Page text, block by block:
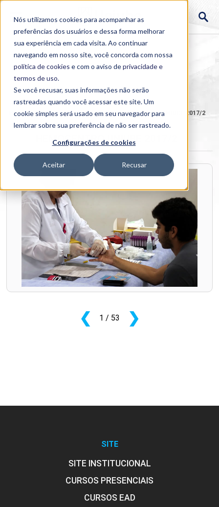
Nós utilizamos cookies para acompanhar as
preferências dos usuários e dessa forma melhorar
sua experiência em cada visita. Ao continuar
navegando em nosso site, você concorda com nossa
política de cookies e com o aviso deprivacidade e
termos de uso.
Se você recusar, suas informações não serão
rastreadas quando você acessar este site. Um
cookie simples será usado em seu navegador para
lembrar sobre sua preferência de não ser rastreado.
Configurações de cookies
Aceitar Recusar
Home > Institucional > Galerias > HEMOCENTRO UNIUBE 2017/2
HEMOCENTRO UNIUBE 2017/2
❮ 1 / 53 ❯
SITE
SITE INSTITUCIONAL
CURSOS PRESENCIAIS
CURSOS EAD